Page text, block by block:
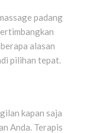
padang
alasan
pilihan tepat.
kapan saja
Anda. Terapis